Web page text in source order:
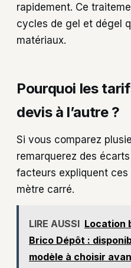
rapidement. Ce
cycles de gel et dégel
matériaux.
Pourquoi les
devis à l’autre ?
Si vous comparez
remarquerez des
facteurs expliquent
mètre carré.
LIRE AUSSI Location
Brico Dépôt :
modèle à choisir